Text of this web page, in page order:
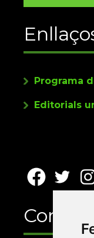
Programa
Editorials